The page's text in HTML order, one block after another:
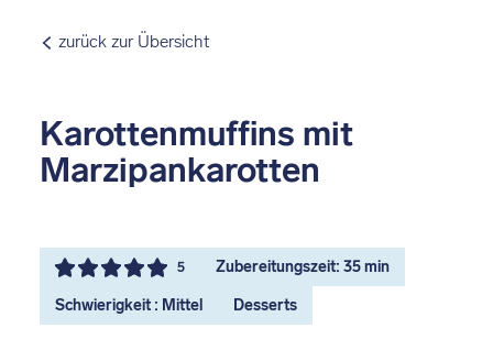
zurück zur Übersicht
Karottenmuffins mit
Marzipankarotten
5 Zubereitungszeit: 35 min
Schwierigkeit : Mittel Desserts